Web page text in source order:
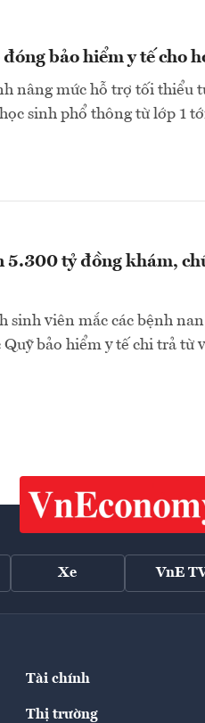
bảo hiểm y tế cho
nâng mức hỗ trợ tối thiểu
sinh phổ thông từ lớp 1
5.300 tỷ đồng khám,
sinh viên mắc các bệnh
bảo hiểm y tế chi trả từ
Xe VnE
Tài chính
Thị trường